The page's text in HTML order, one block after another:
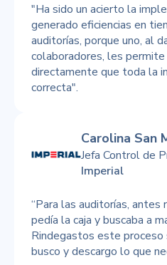
"Ha sido un acierto la
generado eficiencias en
auditorías, porque uno, al
colaboradores, les
directamente que toda la
correcta".
Carolina San
Jefa Control de
Imperial
“Para las auditorías, antes
pedía la caja y buscaba a
Rindegastos este proceso
busco y descargo lo que